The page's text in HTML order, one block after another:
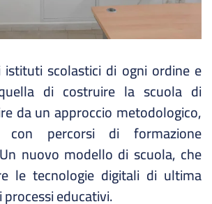
scolastici di ogni ordine e
di costruire la scuola di
da un approccio metodologico,
percorsi di formazione
nuovo modello di scuola, che
le tecnologie digitali di ultima
educativi.